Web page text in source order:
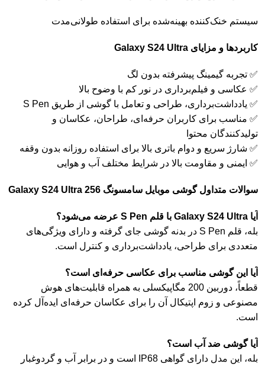
سیستم خنک‌کننده بهینه‌شده برای استفاده طولانی‌مدت
کاربردها و مزایای Galaxy S24 Ultra
✅ تجربه گیمینگ پیشرفته بدون لگ
✅ عکاسی و فیلم‌برداری در نور کم با وضوح بالا
✅ یادداشت‌برداری، طراحی و تعامل با گوشی از طریق S Pen
✅ مناسب برای کاربران حرفه‌ای، طراحان، عکاسان و
تولیدکنندگان محتوا
✅ شارژ سریع و دوام باتری بالا برای استفاده روزانه بدون وقفه
✅ ایمنی و مقاومت بالا در شرایط مختلف آب و هوایی
سوالات متداول گوشی موبایل سامسونگ Galaxy S24 Ultra 256
آیا Galaxy S24 Ultra با قلم S Pen عرضه می‌شود؟
بله، قلم S Pen در بدنه گوشی جای گرفته و دارای ویژگی‌های
متعددی برای طراحی، یادداشت‌برداری و کنترل است.
آیا این گوشی مناسب برای عکاسی حرفه‌ای است؟
قطعاً، دوربین 200 مگاپیکسلی به همراه قابلیت‌های هوش
مصنوعی و زوم اپتیکال آن را برای عکاسان حرفه‌ای ایده‌آل کرده
است.
آیا گوشی ضد آب است؟
بله، این مدل دارای گواهی IP68 است و در برابر آب و گردوغبار